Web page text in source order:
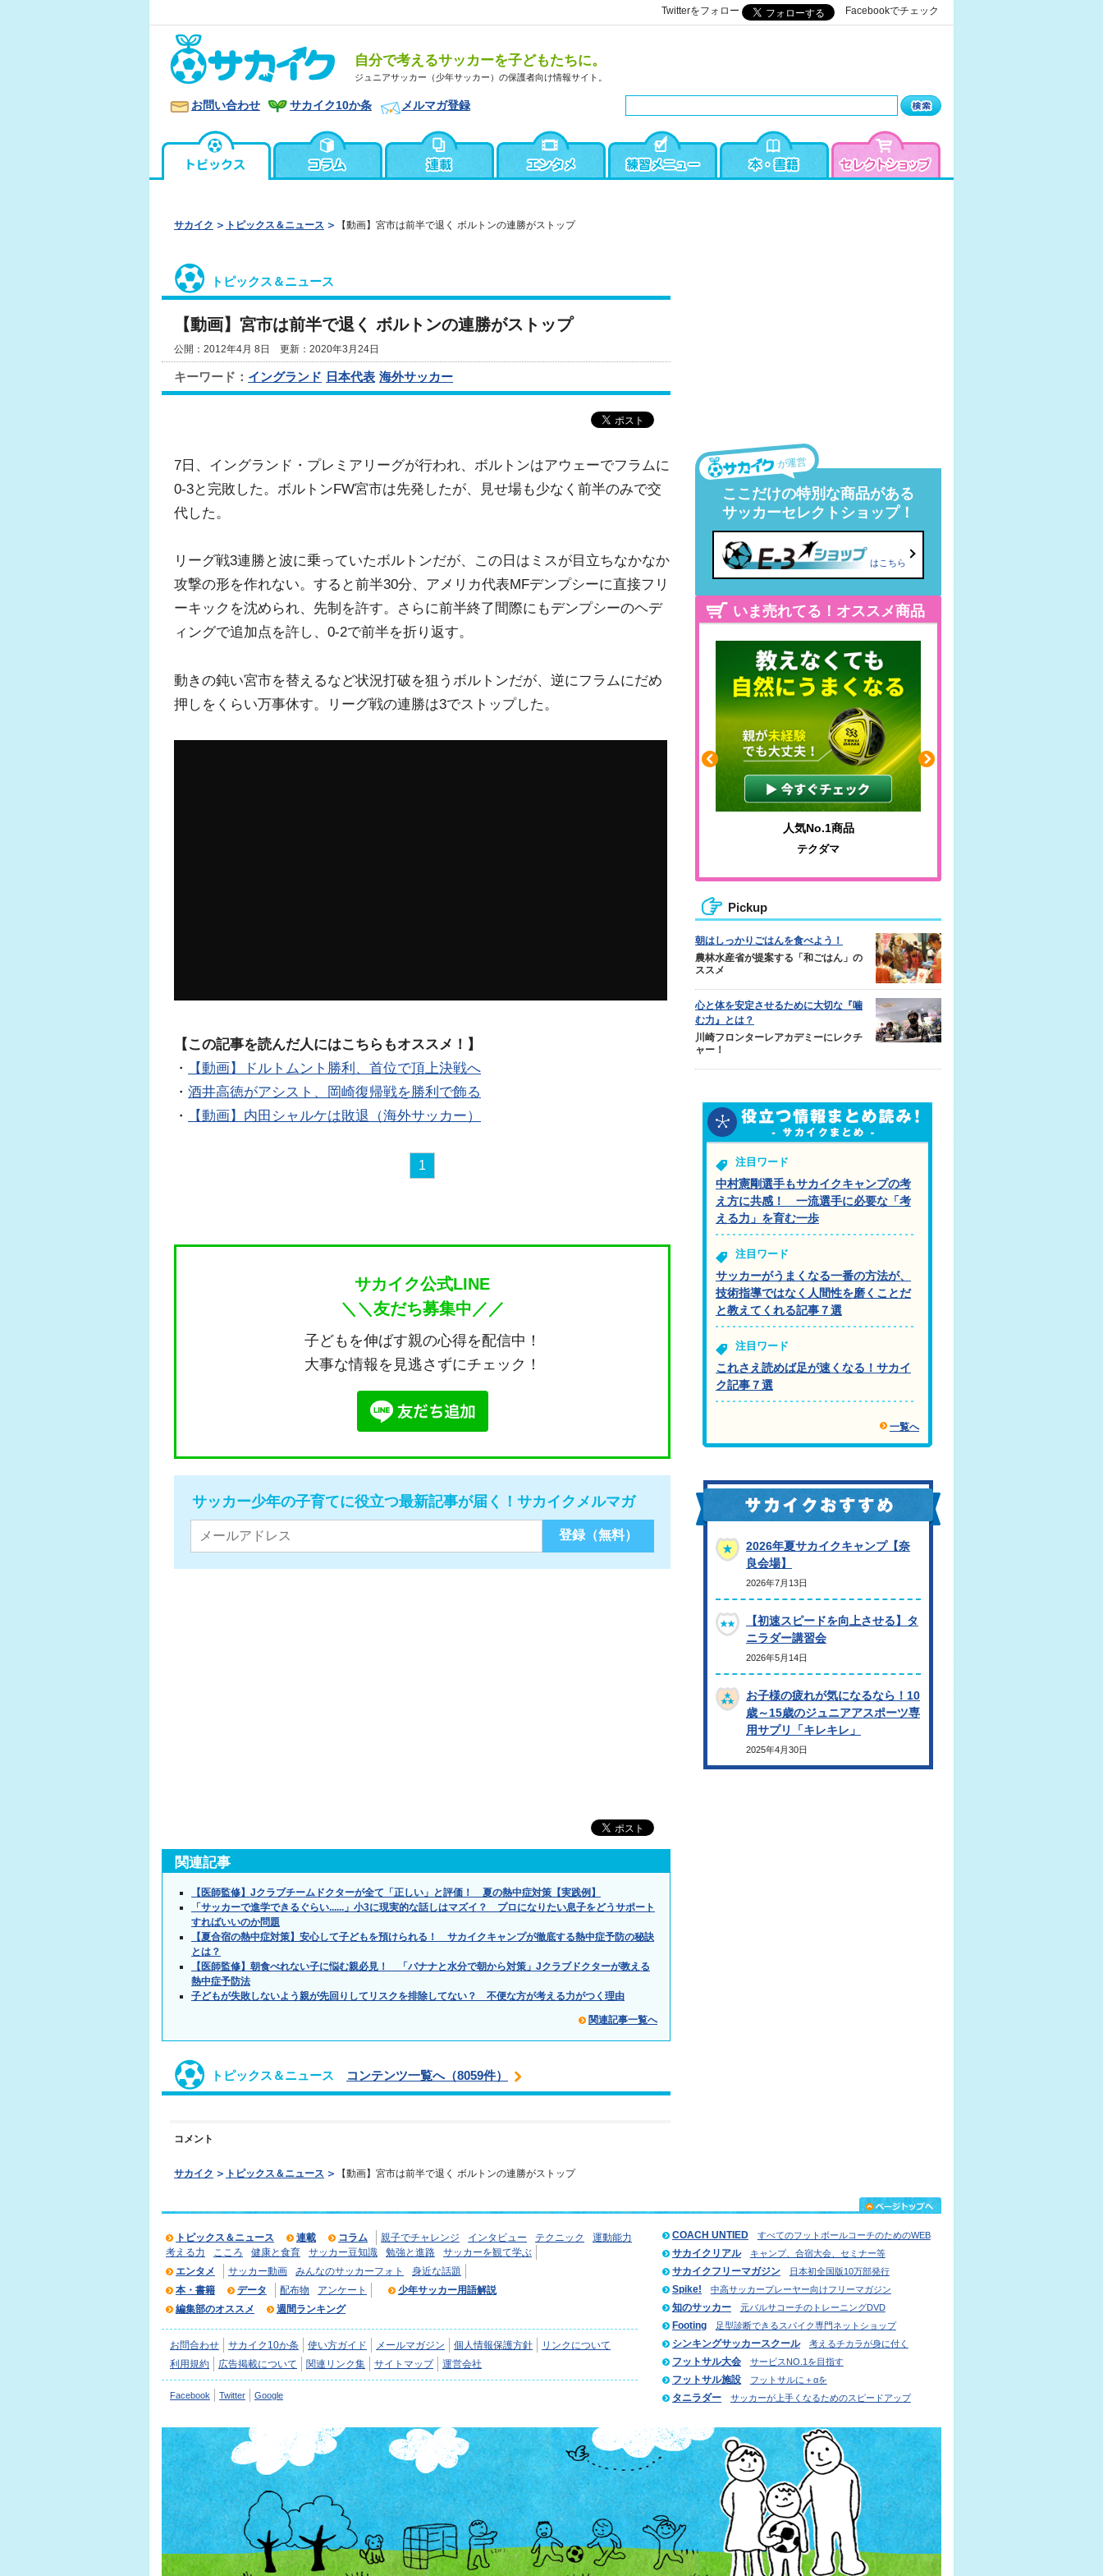
Twitterをフォロー Facebookでチェック
自分で考えるサッカーを子どもたちに。
ジュニアサッカー（少年サッカー）の保護者向け情報サイト。
お問い合わせ サカイク10か条 メルマガ登録
サカイク トピックス＆ニュース 【動画】宮市は前半で退く ボルトンの連勝がストップ
トピックス＆ニュース
【動画】宮市は前半で退く ボルトンの連勝がストップ
公開：2012年4月 8日 更新：2020年3月24日
キーワード： イングランド 日本代表 海外サッカー
7日、イングランド・プレミアリーグが行われ、ボルトンはアウェーでフラムに
0-3と完敗した。ボルトンFW宮市は先発したが、見せ場も少なく前半のみで交
代した。
リーグ戦3連勝と波に乗っていたボルトンだが、この日はミスが目立ちなかなか
攻撃の形を作れない。すると前半30分、アメリカ代表MFデンプシーに直接フリ
ーキックを沈められ、先制を許す。さらに前半終了間際にもデンプシーのヘデ
ィングで追加点を許し、0-2で前半を折り返す。
動きの鈍い宮市を替えるなど状況打破を狙うボルトンだが、逆にフラムにだめ
押しをくらい万事休す。リーグ戦の連勝は3でストップした。
【この記事を読んだ人にはこちらもオススメ！】
・
【動画】ドルトムント勝利、首位で頂上決戦へ
・ 酒井高徳がアシスト、岡崎復帰戦を勝利で飾る
・
【動画】内田シャルケは敗退（海外サッカー）
1
サカイク公式LINE
＼＼友だち募集中／／
子どもを伸ばす親の心得を配信中！
大事な情報を見逃さずにチェック！
サッカー少年の子育てに役立つ最新記事が届く！サカイクメルマガ
関連記事
【医師監修】Jクラブチームドクターが全て「正しい」と評価！ 夏の熱中症対策【実践例】
「サッカーで進学できるぐらい......」小3に現実的な話しはマズイ？ プロになりたい息子をどうサポート
すればいいのか問題
【夏合宿の熱中症対策】安心して子どもを預けられる！ サカイクキャンプが徹底する熱中症予防の秘訣
とは？
【医師監修】朝食べれない子に悩む親必見！ 「バナナと水分で朝から対策」Jクラブドクターが教える
熱中症予防法
子どもが失敗しないよう親が先回りしてリスクを排除してない？ 不便な方が考える力がつく理由
関連記事一覧へ
トピックス＆ニュース コンテンツ一覧へ（8059件）
コメント
サカイク トピックス＆ニュース 【動画】宮市は前半で退く ボルトンの連勝がストップ
が運営
ここだけの特別な商品がある
サッカーセレクトショップ！
はこちら
いま売れてる！オススメ商品
人気No.1商品
テクダマ
Pickup
朝はしっかりごはんを食べよう！
農林水産省が提案する「和ごはん」の
ススメ
心と体を安定させるために大切な『噛
む力』とは？
川崎フロンターレアカデミーにレクチ
ャー！
注目ワード
中村憲剛選手もサカイクキャンプの考
え方に共感！ 一流選手に必要な「考
える力」を育む一歩
注目ワード
サッカーがうまくなる一番の方法が、
技術指導ではなく人間性を磨くことだ
と教えてくれる記事７選
注目ワード
これさえ読めば足が速くなる！サカイ
ク記事７選
一覧へ
2026年夏サカイクキャンプ【奈
良会場】
2026年7月13日
【初速スピードを向上させる】タ
ニラダー講習会
2026年5月14日
お子様の疲れが気になるなら！10
歳～15歳のジュニアアスポーツ専
用サプリ「キレキレ」
2025年4月30日
トピックス＆ニュース 連載 コラム 親子でチャレンジ インタビュー テクニック
運動能力
考える力
こころ 健康と食育 サッカー豆知識 勉強と進路
サッカーを観て学ぶ
エンタメ
サッカー動画 みんなのサッカーフォト
身近な話題
本・書籍
データ 配布物 アンケート
少年サッカー用語解説
編集部のオススメ
週間ランキング
お問合わせ サカイク10か条 使い方ガイド メールマガジン 個人情報保護方針
リンクについて
利用規約
広告掲載について 関連リンク集 サイトマップ 運営会社
Facebook Twitter Google
COACH UNTIED すべてのフットボールコーチのためのWEB
サカイクリアル キャンプ、合宿大会、セミナー等
サカイクフリーマガジン 日本初全国版10万部発行
Spike! 中高サッカープレーヤー向けフリーマガジン
知のサッカー 元バルサコーチのトレーニングDVD
Footing 足型診断できるスパイク専門ネットショップ
シンキングサッカースクール 考えるチカラが身に付く
フットサル大会 サービスNO.1を目指す
フットサル施設 フットサルに＋αを
タニラダー サッカーが上手くなるためのスピードアップ